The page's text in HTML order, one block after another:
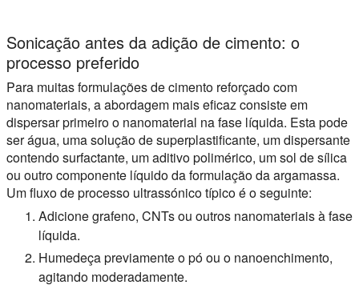
Sonicação antes da adição de cimento: o
processo preferido
Para muitas formulações de cimento reforçado com
nanomateriais, a abordagem mais eficaz consiste em
dispersar primeiro o nanomaterial na fase líquida. Esta pode
ser água, uma solução de superplastificante, um dispersante
contendo surfactante, um aditivo polimérico, um sol de sílica
ou outro componente líquido da formulação da argamassa.
Um fluxo de processo ultrassónico típico é o seguinte:
Adicione grafeno, CNTs ou outros nanomateriais à fase
líquida.
Humedeça previamente o pó ou o nanoenchimento,
agitando moderadamente.